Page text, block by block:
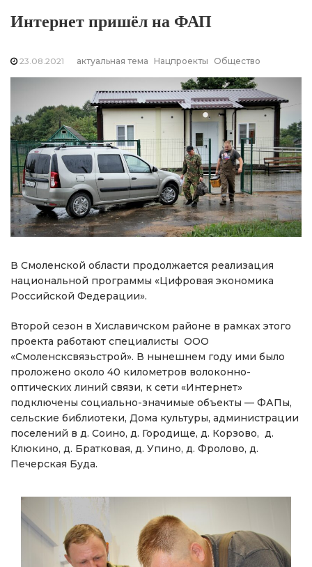
Интернет пришёл на ФАП
23.08.2021 актуальная тема Нацпроекты Общество
В Смоленской области продолжается реализация
национальной программы «Цифровая экономика
Российской Федерации».
Второй сезон в Хиславичском районе в рамках этого
проекта работают специалисты ООО
«Смоленсксвязьстрой». В нынешнем году ими было
проложено около 40 километров волоконно-
оптических линий связи, к сети «Интернет»
подключены социально-значимые объекты — ФАПы,
сельские библиотеки, Дома культуры, администрации
поселений в д. Соино, д. Городище, д. Корзово, д.
Клюкино, д. Братковая, д. Упино, д. Фролово, д.
Печерская Буда.